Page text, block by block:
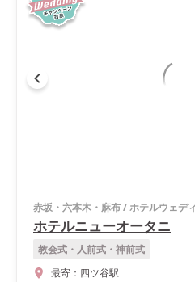
赤坂・六本木・麻布/ホテルウェデ
ホテルニューオータニ
教会式・人前式・神前式
最寄： 四ツ谷駅